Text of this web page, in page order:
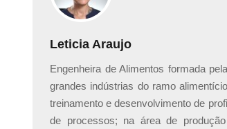
Leticia Araujo
Engenheira de Alimentos formada
grandes indústrias do ramo
treinamento e desenvolvimento de
de processos; na área de